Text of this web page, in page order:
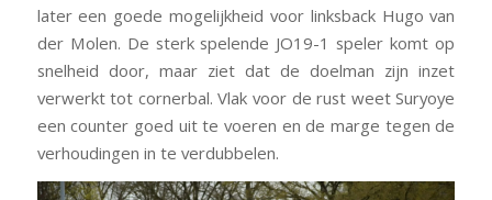
later een goede mogelijkheid voor linksback Hugo van
der Molen. De sterk spelende JO19-1 speler komt op
snelheid door, maar ziet dat de doelman zijn inzet
verwerkt tot cornerbal. Vlak voor de rust weet Suryoye
een counter goed uit te voeren en de marge tegen de
verhoudingen in te verdubbelen.